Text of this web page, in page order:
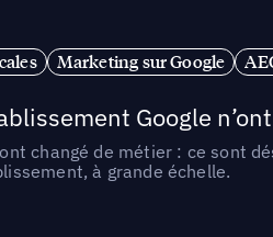
Marketing sur Google
Google
changé de métier : ce sont
à grande échelle.